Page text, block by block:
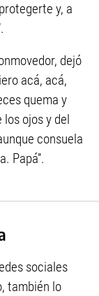
y, a
dejó
acá, acá,
quema y
ojos y del
consuela
Papá”.
sociales
también lo